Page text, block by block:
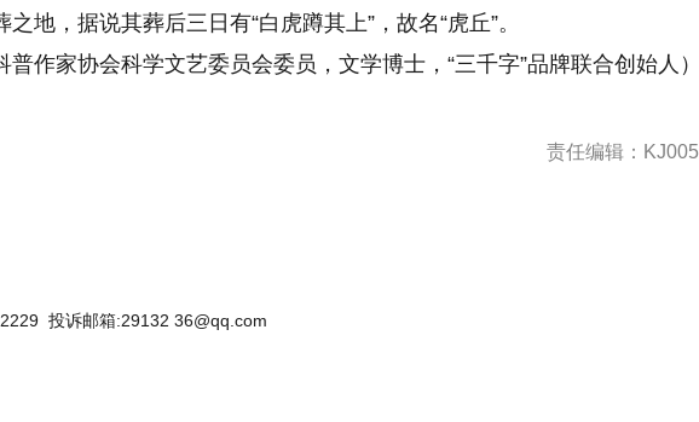
地，据说其葬后三日有“白虎蹲其上”，故名“虎丘”。
普作家协会科学文艺委员会委员，文学博士，“三千字”品牌联合创始人）
责任编辑：KJ005
投诉邮箱:29132 36@qq.com